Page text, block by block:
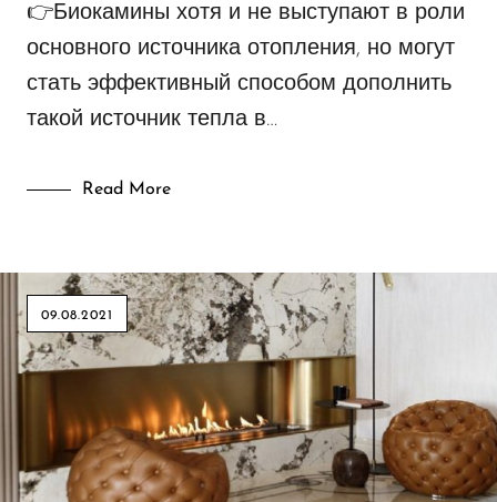
👉Биокамины хотя и не выступают в роли
основного источника отопления, но могут
стать эффективный способом дополнить
такой источник тепла в…
Read More
09.08.2021